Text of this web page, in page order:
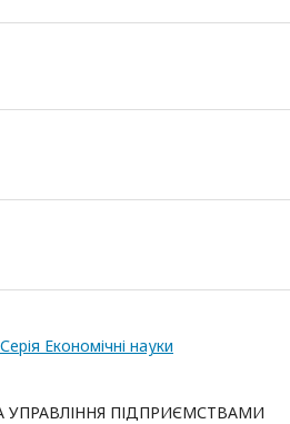
Економічні науки
УПРАВЛІННЯ ПІДПРИЄМСТВАМИ